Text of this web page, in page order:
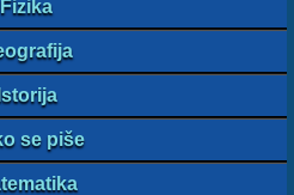
Fizika
se piše